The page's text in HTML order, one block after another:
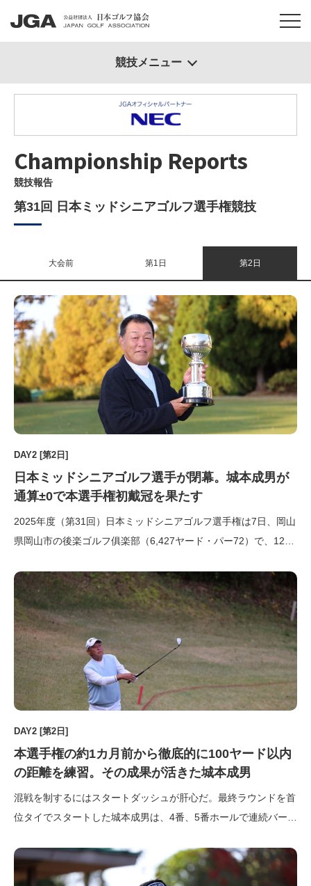
Championship Reports
競技報告
第31回 日本ミッドシニアゴルフ選手権競技
大会前 第1日 第2日
DAY2 [第2日]
日本ミッドシニアゴルフ選手が閉幕。城本成男が
通算±0で本選手権初戴冠を果たす
2025年度（第31回）日本ミッドシニアゴルフ選手権は7日、岡山
県岡山市の後楽ゴルフ俱楽部（6,427ヤード・パー72）で、122
本成男（グランベール京都GC）がこの日1アンダーパーでホール
アウトし、通算イーブンパーで本選手権初出場初優勝を飾 […]
DAY2 [第2日]
本選手権の約1カ月前から徹底的に100ヤード以内
の距離を練習。その成果が活きた城本成男
混戦を制するにはスタートダッシュが肝心だ。最終ラウンドを首
位タイでスタートした城本成男は、4番、5番ホールで連続バーデ
とを知らない。「先のことを考えたらゴルフにならないと思った
ので、目の前のホールに対してどうやって攻略しようかなと集中
競技メニュー